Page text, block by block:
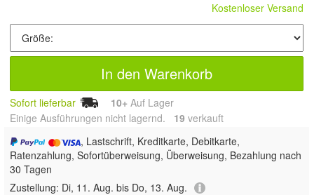
Kostenloser Versand
In den Warenkorb
Sofort lieferbar 10+ Auf Lager
Einige Ausführungen nicht lagernd. 19 verkauft
, Lastschrift, Kreditkarte, Debitkarte,
Ratenzahlung, Sofortüberweisung, Überweisung, Bezahlung nach
30 Tagen
Zustellung: Di, 11. Aug. bis Do, 13. Aug.